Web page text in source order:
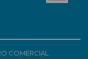
COMERCIAL